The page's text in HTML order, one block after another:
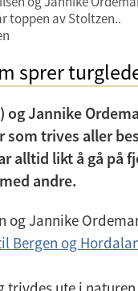
toppen av Stoltzen..
sprer
og Jannike
som trives aller
alltid likt å gå på
andre.
og Jannike
Bergen og